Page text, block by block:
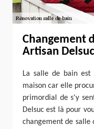
Changement
Artisan Delsuc
La salle de bain
maison car elle
primordial de s'y
Delsuc est là pour
changement de salle